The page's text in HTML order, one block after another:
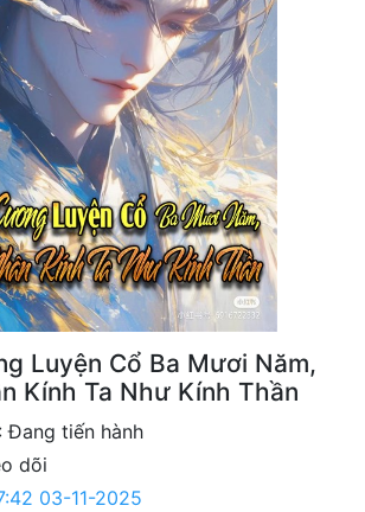
Luyện Cổ Ba Mươi Năm,
Kính Ta Như Kính Thần
Đang tiến hành
dõi
03-11-2025